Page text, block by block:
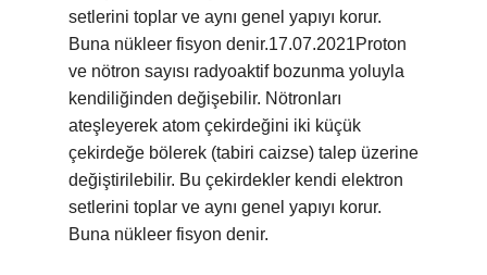
setlerini toplar ve aynı genel yapıyı korur.
Buna nükleer fisyon denir.17.07.2021Proton
ve nötron sayısı radyoaktif bozunma yoluyla
kendiliğinden değişebilir. Nötronları
ateşleyerek atom çekirdeğini iki küçük
çekirdeğe bölerek (tabiri caizse) talep üzerine
değiştirilebilir. Bu çekirdekler kendi elektron
setlerini toplar ve aynı genel yapıyı korur.
Buna nükleer fisyon denir.